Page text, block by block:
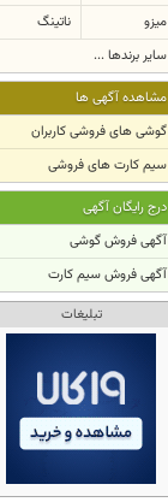
میزو
ناتینگ
سایر برندها ...
مشاهده آگهی ها
گوشی های فروشی کاربران
سیم کارت های فروشی
درج رایگان آگهی
آگهی فروش گوشی
آگهی فروش سیم کارت
تبلیغات